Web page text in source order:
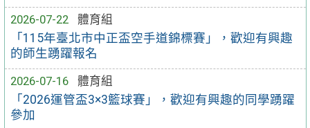
2026-07-22
體育組
「115年臺北市中正盃空手道錦標賽」，歡迎有興趣
的師生踴躍報名
2026-07-16
體育組
「2026運管盃3×3籃球賽」，歡迎有興趣的同學踴躍
參加